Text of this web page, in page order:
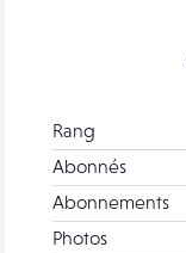
Rang
Abonnés
Abonnements
Photos